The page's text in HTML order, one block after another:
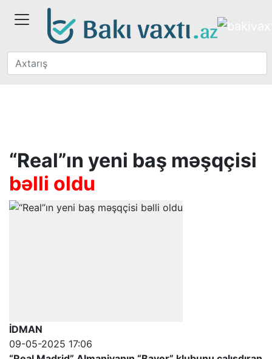
“Real”ın yeni baş məşqçisi
bəlli oldu
İDMAN
09-05-2025 17:06